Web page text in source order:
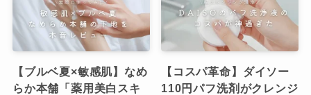
【ブルベ夏×敏感肌】なめ
らか本舗「薬用美白スキ
【コスパ革命】ダイソー
110円パフ洗剤がクレンジ